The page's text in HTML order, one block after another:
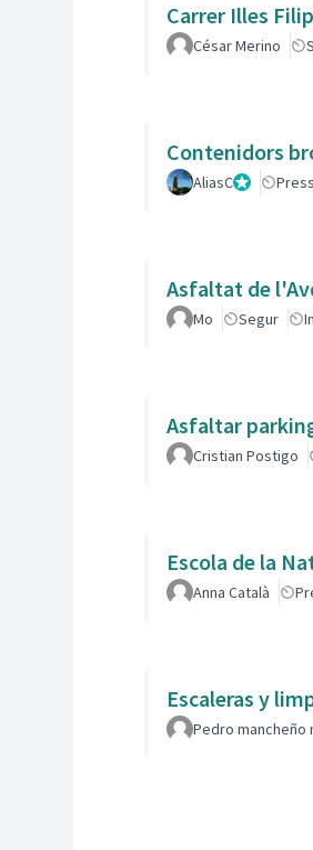
Carrer Illes
César Merino
Contenidors
AliasCGestor
Asfaltat de
Mo Segur
Asfaltar
Cristian Postigo
Escola de la
Anna Català
Escaleras y
Pedro mancheño